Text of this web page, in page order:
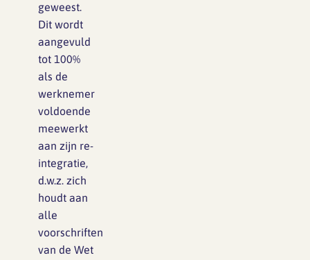
geweest.
Dit wordt
aangevuld
tot 100%
als de
werknemer
voldoende
meewerkt
aan zijn re-
integratie,
d.w.z. zich
houdt aan
alle
voorschriften
van de Wet